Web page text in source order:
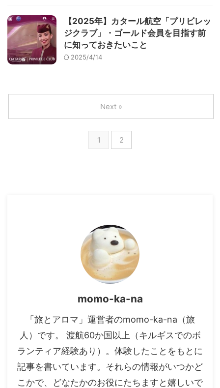
【2025年】カタール航空「プリビレッ
ジクラブ」・ゴールド会員を目指す前
に知っておきたいこと
2025/4/14
1 2
Next »
momo-ka-na
「旅とアロマ」運営者のmomo-ka-na（旅
人）です。 渡航60か国以上（キルギスでのボ
ランティア経験あり）。体験したことをもとに
記事を書いています。それらの情報がいつかど
こかで、どなたかのお役にたちますと嬉しいで